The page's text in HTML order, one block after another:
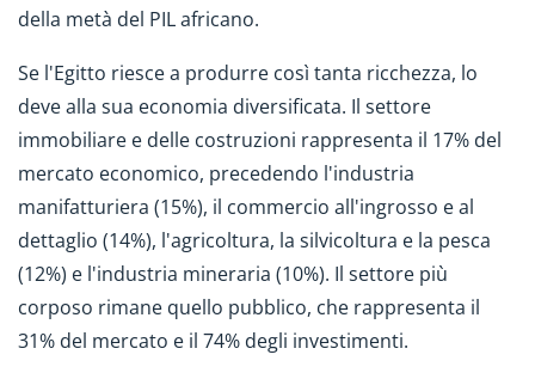
della metà del PIL africano.
Se l'Egitto riesce a produrre così tanta ricchezza, lo
deve alla sua economia diversificata. Il settore
immobiliare e delle costruzioni rappresenta il 17% del
mercato economico, precedendo l'industria
manifatturiera (15%), il commercio all'ingrosso e al
dettaglio (14%), l'agricoltura, la silvicoltura e la pesca
(12%) e l'industria mineraria (10%). Il settore più
corposo rimane quello pubblico, che rappresenta il
31% del mercato e il 74% degli investimenti.